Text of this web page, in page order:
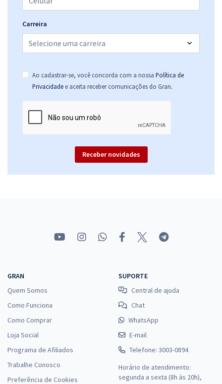
Carreira
Ao cadastrar-se, você concorda com a nossa Política de
Privacidade e aceita receber comunicações do Gran.
Receber novidades
GRAN
Quem Somos
Como Funciona
Como Comprar
Loja Social
Programa de Afiliados
Trabalhe Conosco
Preferência de Cookies
SUPORTE
Central de ajuda
Chat
WhatsApp
E-mail
Telefone: 3003-0894
Horário de atendimento:
segunda a sexta (8h às 20h),